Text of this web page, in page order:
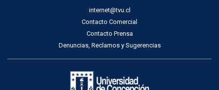
internet@tvu.cl
Contacto Comercial
Contacto Prensa
Denuncias, Reclamos y Sugerencias